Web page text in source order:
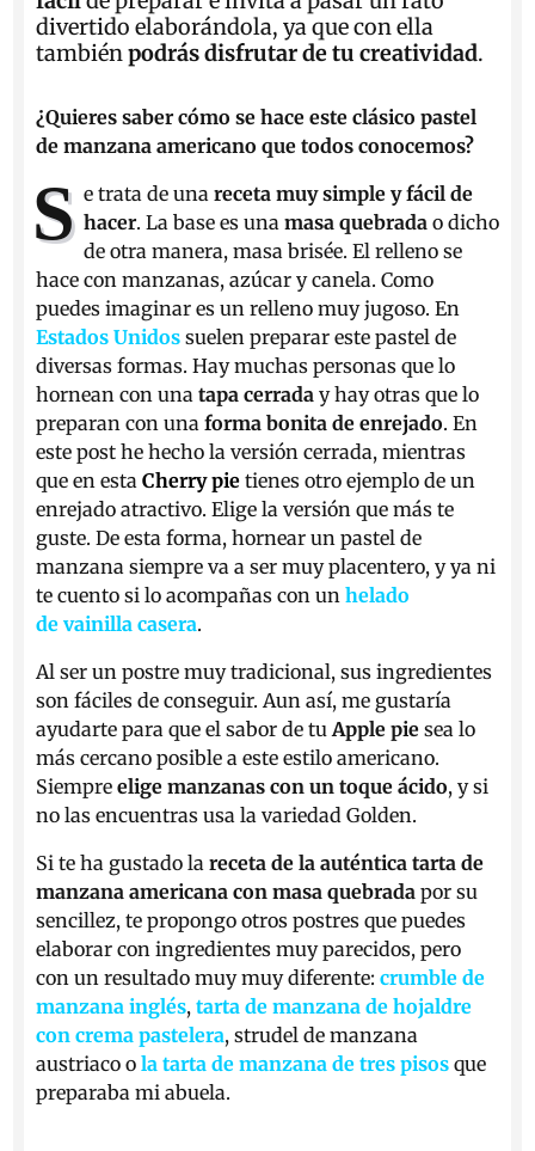
divertido elaborándola, ya que con ella
tambiénpodrás disfrutar de tu creatividad.
¿Quieres saber cómo se hace este clásico pastel
de manzana americano que todos conocemos?
S e trata de una receta muy simple y fácil de
hacer. La base es una masa quebradao dicho
de otra manera, masa brisée. El relleno se
hace con manzanas, azúcar y canela. Como
puedes imaginar es un relleno muy jugoso. En
Estados Unidos suelen preparar este pastel de
diversas formas. Hay muchas personas que lo
hornean con unatapa cerrada y hay otras que lo
preparan con unaforma bonita de enrejado. En
este post he hecho la versión cerrada, mientras
que en estaCherry pietienes otro ejemplo de un
enrejado atractivo. Elige la versión que más te
guste. De esta forma, hornear un pastel de
manzana siempre va a ser muy placentero, y ya ni
te cuento si lo acompañas con unhelado
de vainilla casera.
Al ser un postre muy tradicional, sus ingredientes
son fáciles de conseguir. Aun así, me gustaría
ayudarte para que el sabor de tuApple pie sea lo
más cercano posible a este estilo americano.
Siempreelige manzanas con un toque ácido, y si
no las encuentras usa la variedad Golden.
Si te ha gustado lareceta de la auténtica tarta de
manzana americana con masa quebrada por su
sencillez, te propongo otros postres que puedes
elaborar con ingredientes muy parecidos, pero
con un resultado muy muy diferente:crumble de
manzana inglés,tarta de manzana de hojaldre
con crema pastelera, strudel de manzana
austriaco ola tarta de manzana de tres pisos que
preparaba mi abuela.